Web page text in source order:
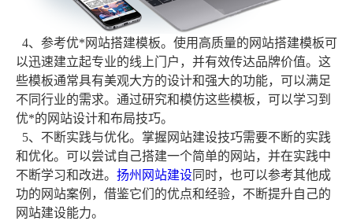
4、参考优*网站搭建模板。使用高质量的网站搭建模板可
以迅速建立起专业的线上门户，并有效传达品牌价值。这
些模板通常具有美观大方的设计和强大的功能，可以满足
不同行业的需求。通过研究和模仿这些模板，可以学习到
优*的网站设计和布局技巧。
5、不断实践与优化。掌握网站建设技巧需要不断的实践
和优化。可以尝试自己搭建一个简单的网站，并在实践中
不断学习和改进。 扬州网站建设同时，也可以参考其他成
功的网站案例，借鉴它们的优点和经验，不断提升自己的
网站建设能力。